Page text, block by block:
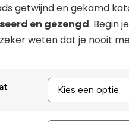
getwijnd en gekamd
en gezengd. Begin
weten dat je nooit